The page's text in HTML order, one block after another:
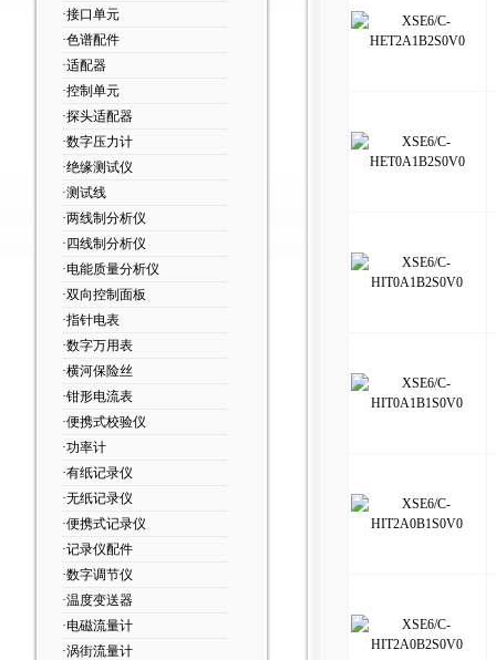
·接口单元
·色谱配件
·适配器
·控制单元
·探头适配器
·数字压力计
·绝缘测试仪
·测试线
·两线制分析仪
·四线制分析仪
·电能质量分析仪
·双向控制面板
·指针电表
·数字万用表
·横河保险丝
·钳形电流表
·便携式校验仪
·功率计
·有纸记录仪
·无纸记录仪
·便携式记录仪
·记录仪配件
·数字调节仪
·温度变送器
·电磁流量计
·涡街流量计